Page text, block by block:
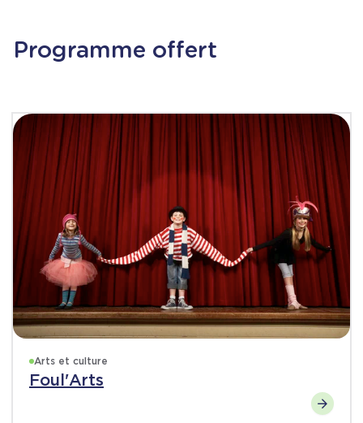
Programme offert
Arts et culture
Foul'Arts